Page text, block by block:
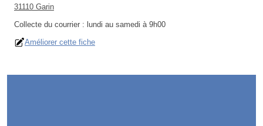
31110 Garin
Collecte du courrier : lundi au samedi à 9h00
Améliorer cette fiche